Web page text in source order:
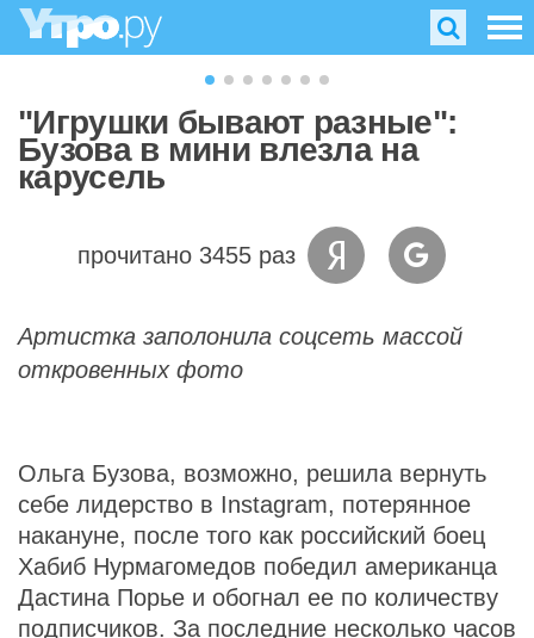
"Игрушки бывают разные":
Бузова в мини влезла на
карусель
прочитано 3455 раз
Артистка заполонила соцсеть массой
откровенных фото
Ольга Бузова, возможно, решила вернуть
себе лидерство в Instagram, потерянное
накануне, после того как российский боец
Хабиб Нурмагомедов победил американца
Дастина Порье и обогнал ее по количеству
подписчиков. За последние несколько часов